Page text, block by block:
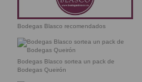
Bodegas Blasco recomendados
Bodegas Blasco sortea un pack de
Bodegas Queirón